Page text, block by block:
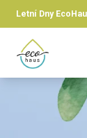
Letní Dny